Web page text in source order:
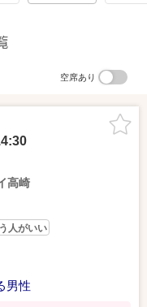
空席あり
高崎
人がいい
男性